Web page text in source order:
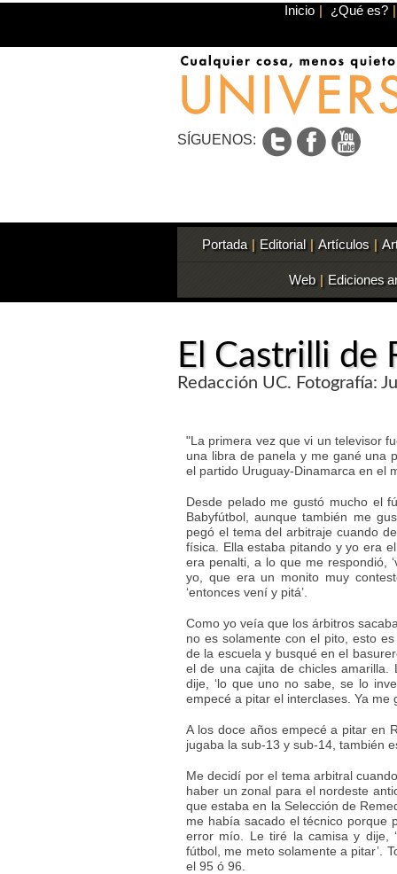
Inicio | ¿Qué es? |
SÍGUENOS:
Portada | Editorial | Artículos |
Web | Ediciones
El Castrilli de
Redacción UC. Fotografía:
"La primera vez que vi un televisor
una libra de panela y me gané una
el partido Uruguay-Dinamarca en el
Desde pelado me gustó mucho el
Babyfútbol, aunque también me
pegó el tema del arbitraje cuando
física. Ella estaba pitando y yo era
era penalti, a lo que me respondió,
yo, que era un monito muy
‘entonces vení y pitá’.
Como yo veía que los árbitros
no es solamente con el pito, esto
de la escuela y busqué en el
el de una cajita de chicles
dije, ‘lo que uno no sabe, se lo
empecé a pitar el interclases. Ya me
A los doce años empecé a pitar en
jugaba la sub-13 y sub-14, también
Me decidí por el tema arbitral
haber un zonal para el nordeste
que estaba en la Selección de
me había sacado el técnico porque
error mío. Le tiré la camisa y dije,
fútbol, me meto solamente a pitar’.
el 95 ó 96.